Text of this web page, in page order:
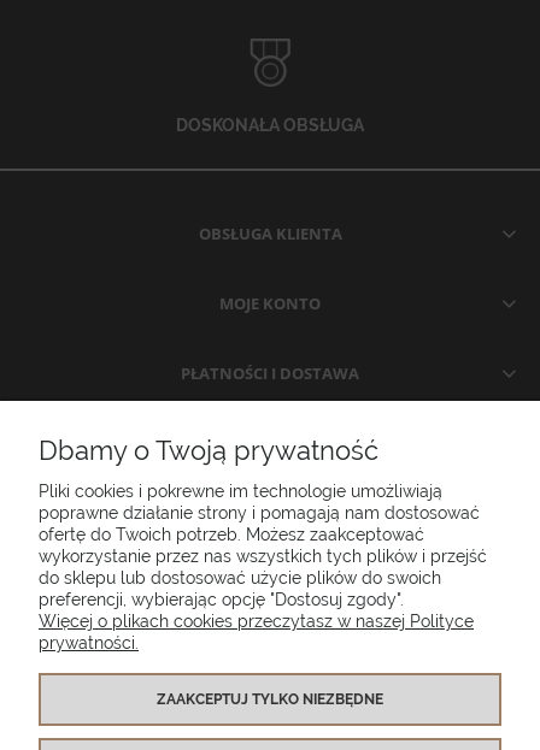
DOSKONAŁA OBSŁUGA
OBSŁUGA KLIENTA
MOJE KONTO
PŁATNOŚCI I DOSTAWA
INFORMACJE
O NAS
Poduszki ogrodowe Setgarden.com | Lubelska 1A, 10-409 Olsztyn |
NIP: 7391986025
(+48) 885 281 885 biuro@setgarden.com
FACEBOOK PINTEREST
Dbamy o Twoją prywatność
Pliki cookies i pokrewne im technologie umożliwiają
poprawne działanie strony i pomagają nam dostosować
ofertę do Twoich potrzeb. Możesz zaakceptować
wykorzystanie przez nas wszystkich tych plików i przejść
do sklepu lub dostosować użycie plików do swoich
preferencji, wybierając opcję "Dostosuj zgody".
Więcej o plikach cookies przeczytasz w naszej Polityce
prywatności.
ZAAKCEPTUJ TYLKO NIEZBĘDNE